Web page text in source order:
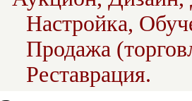
Настройка,
Продажа
Реставрация.